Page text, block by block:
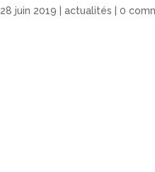
28 juin 2019 |actualités |0